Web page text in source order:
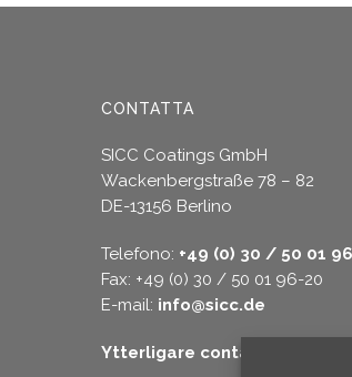
CONTATTA
SICC Coatings GmbH
Wackenbergstraße 78 – 82
DE-13156 Berlino
Telefono: +49 (0) 30 / 50 01
Fax: +49 (0) 30 / 50 01 96-20
E-mail: info@sicc.de
Ytterligare contact